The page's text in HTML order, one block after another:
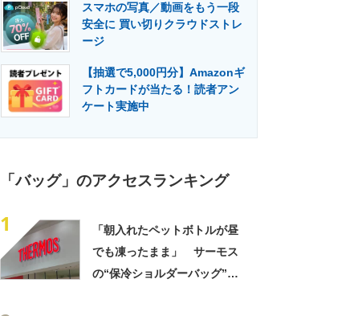
スマホの写真／動画をもう一段
安全に 買い切りクラウドストレ
ージ
【抽選で5,000円分】Amazonギ
フトカードが当たる！読者アン
ケート実施中
「バッグ」のアクセスランキング
1
「朝入れたペットボトルが昼
でも凍ったまま」 サーモス
の“保冷ショルダーバッグ”が